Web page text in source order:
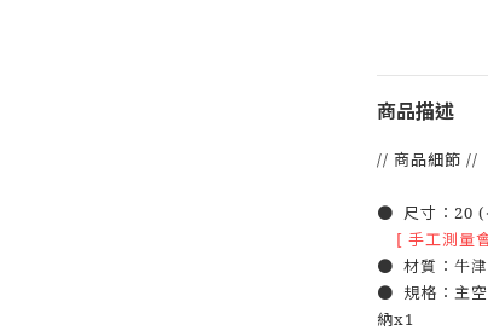
商品描述
// 商品細節 //
● 尺寸：20 (
[ 手工測量
● 材質： 牛
● 規格：主
納x1